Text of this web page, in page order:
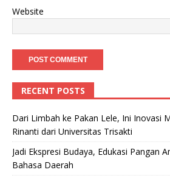
Website
RECENT POSTS
Dari Limbah ke Pakan Lele, Ini Inovasi
Rinanti dari Universitas Trisakti
Jadi Ekspresi Budaya, Edukasi Pangan
Bahasa Daerah